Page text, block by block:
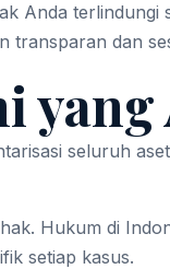
Anda
transparan dan
seluruh
Hukum di
setiap kasus.